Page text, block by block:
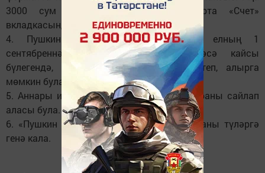
3000 сум күчереләчәк. Виртуаль карта «Счет»
вкладкасында кулланылачак.
4. Пушкин пластик картасын 2021 елның 1
сентябреннән «Почта Банк»ның теләсә кайсы
бүлегендә, паспорт яисә СНИЛС күрсәтеп, алырга
мөмкин булачак.
5. Аннары исә кайда барырга теләгән чараны сайлап
аласы була.
6. «Пушкин картасы«»н файдаланып, чараны түләргә
генә кала.